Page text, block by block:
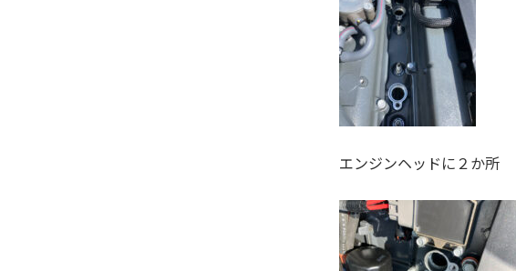
エンジンヘッドに２か所